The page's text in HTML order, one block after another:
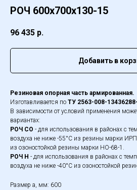
РОЧ 600х700х130-15
96 435 р.
Добавить в
Резиновая опорная часть армированная.
Изготавливается по ТУ 2563-008-
В зависимости от условий применения
вариантах:
РОЧ СО - для использования в районах с
воздуха не ниже -55°С из резины марки
из озоностойкой резины марки НО-68-1.
РОЧ Н - для использования в районах с
воздуха не ниже -40°С из озоностойкой
Размер а, мм: 600